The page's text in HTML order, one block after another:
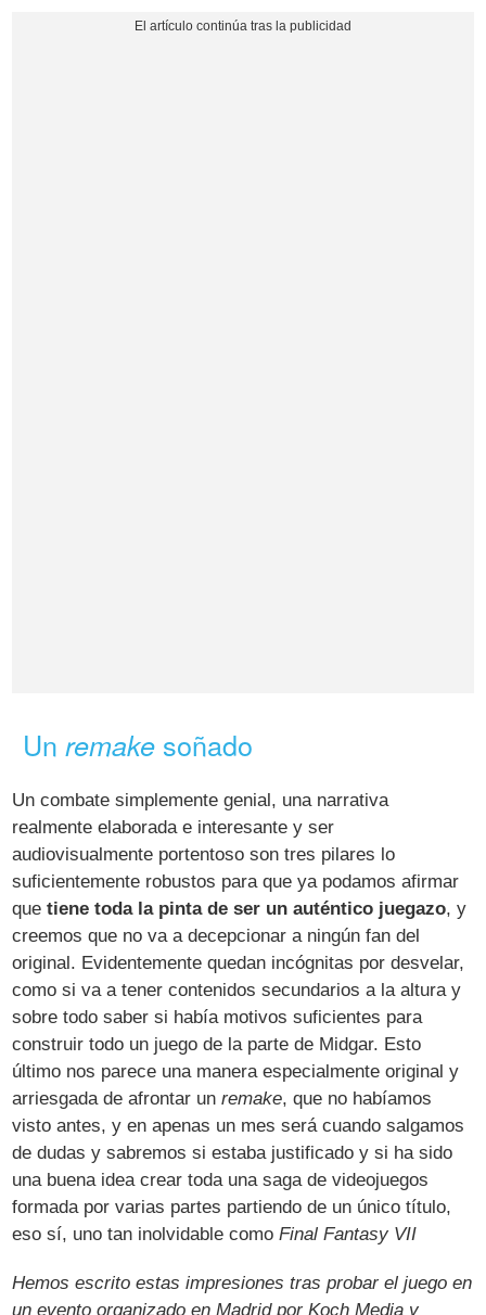
Unremake soñado
Un combate simplemente genial, una narrativa
realmente elaborada e interesante y ser
audiovisualmente portentoso son tres pilares lo
suficientemente robustos para que ya podamos afirmar
quetiene toda la pinta de ser un auténtico juegazo, y
creemos que no va a decepcionar a ningún fan del
original. Evidentemente quedan incógnitas por desvelar,
como si va a tener contenidos secundarios a la altura y
sobre todo saber si había motivos suficientes para
construir todo un juego de la parte de Midgar. Esto
último nos parece una manera especialmente original y
arriesgada de afrontar unremake, que no habíamos
visto antes, y en apenas un mes será cuando salgamos
de dudas y sabremos si estaba justificado y si ha sido
una buena idea crear toda una saga de videojuegos
formada por varias partes partiendo de un único título,
eso sí, uno tan inolvidable comoFinal Fantasy VII
Hemos escrito estas impresiones tras probar el juego en
un evento organizado en Madrid por Koch Media y